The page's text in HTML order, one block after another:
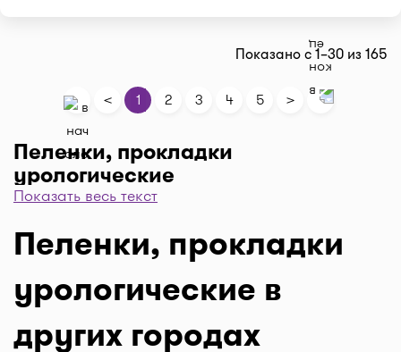
Показано с 1–30 из 165
< 1 2 3 4 5 >
Пеленки, прокладки
урологические
Независимо от причин, впитывающие прокладки
лечения для людей с недержанием мочи. Прокладки
бывают самых разных видов, размеров и типов. Они
варьируются от мини-прокладок и вкладышей для
трусиков до подгузников для взрослых.
средств от недержания - так называемых подгузников
Показать весь текст
Пеленки, прокладки
урологические в
других городах